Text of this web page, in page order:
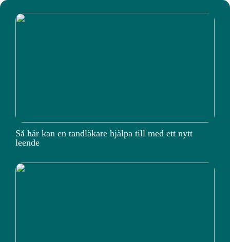
Så här kan en tandläkare hjälpa till med ett nytt
leende